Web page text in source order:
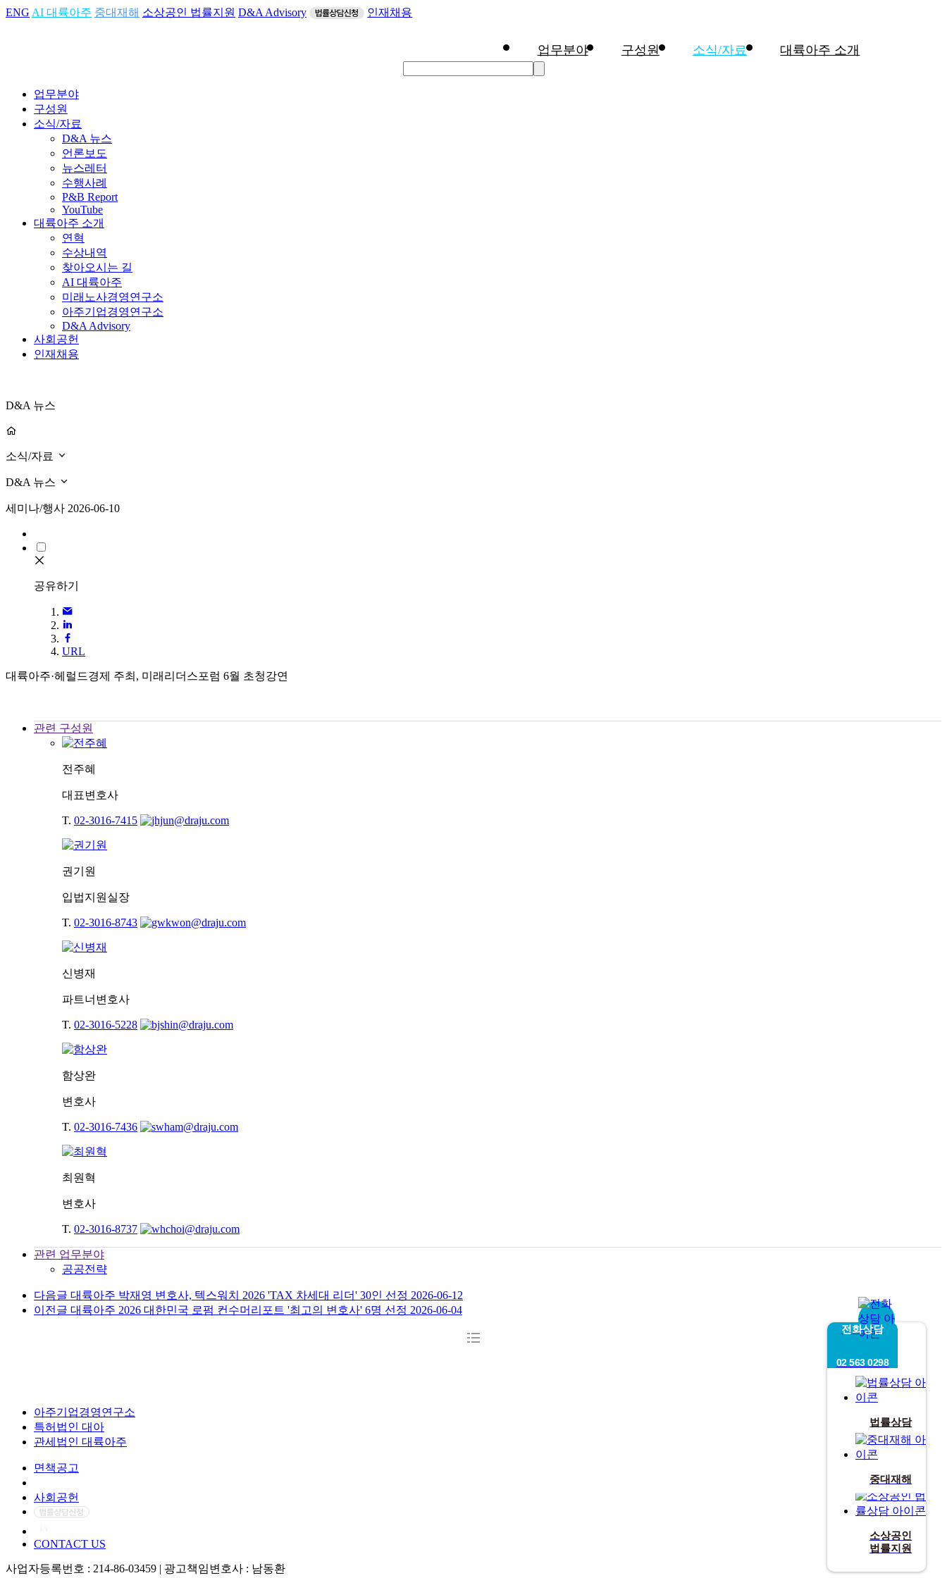
ENG AI 대륙아주 중대재해 소상공인 법률지원 D&A Advisory 인재채용
업무분야 구성원 소식/자료 대륙아주 소개
업무분야
구성원
소식/자료
D&A 뉴스
언론보도
뉴스레터
수행사례
P&B Report
YouTube
대륙아주 소개
연혁
수상내역
찾아오시는 길
AI 대륙아주
미래노사경영연구소
아주기업경영연구소
D&A Advisory
사회공헌
인재채용
전화상담
02 563 0298
법률상담
중대재해
소상공인
법률지원
D&A 뉴스
소식/자료
D&A 뉴스
세미나/행사 2026-06-10
공유하기
URL
대륙아주·헤럴드경제 주최, 미래리더스포럼 6월 초청강연
관련 구성원
전주혜
대표변호사
T. 02-3016-7415
권기원
입법지원실장
T. 02-3016-8743
신병재
파트너변호사
T. 02-3016-5228
함상완
변호사
T. 02-3016-7436
최원혁
변호사
T. 02-3016-8737
관련 업무분야
공공전략
다음글 대륙아주 박재영 변호사, 텍스워치 2026 'TAX 차세대 리더' 30인 선정 2026-06-12
이전글 대륙아주 2026 대한민국 로펌 컨수머리포트 '최고의 변호사' 6명 선정 2026-06-04
아주기업경영연구소
특허법인 대아
관세법인 대륙아주
면책공고
사회공헌
CONTACT US
사업자등록번호 : 214-86-03459 | 광고책임변호사 : 남동환